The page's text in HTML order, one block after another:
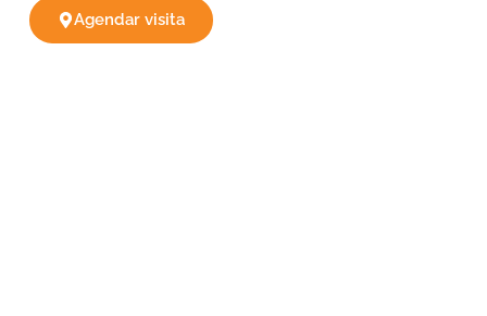
Agendar visita